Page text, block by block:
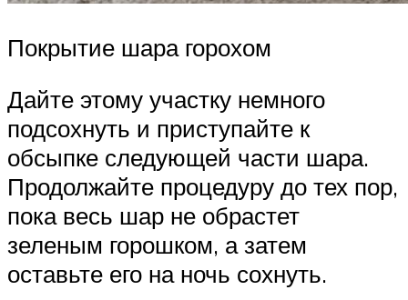
Покрытие шара горохом
Дайте этому участку немного
подсохнуть и приступайте к
обсыпке следующей части шара.
Продолжайте процедуру до тех пор,
пока весь шар не обрастет
зеленым горошком, а затем
оставьте его на ночь сохнуть.